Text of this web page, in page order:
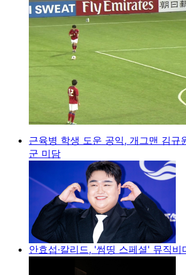
근육병 학생 도운 공익, 개그맨 김규
군 미담
안효섭·칼리드, '썸띵 스페셜' 뮤직